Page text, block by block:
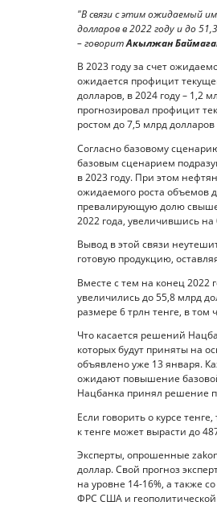
"В связи с этим ожидаемый
долларов в 2022 году и до
– говоритАкылжан
В 2023 году за счет
ожидается профицит
долларов, в 2024 году – 1,2
прогнозировал профицит
ростом до 7,5 млрд долларов
Согласно базовому
базовым сценарием
в 2023 году. При этом
ожидаемого роста объемов
превалирующую долю свыше
2022 года, увеличившись на
Вывод в этой связи
готовую продукцию,
Вместе с тем на конец
увеличились до 55,8 млрд
размере 6 трлн тенге, в
Что касается решений
которых будут приняты на
объявлено уже 13 января.
ожидают повышение
Нацбанка принял решение
Если говорить о курсе
к тенге может вырасти до
Эксперты, опрошенные
доллар. Свой прогноз
на уровне 14-16%, а также
ФРС США и